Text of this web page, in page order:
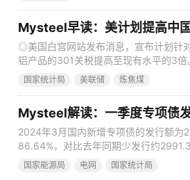
Mysteel早读：美计划提高中
◎美国白宫网站发布消息，宣布计划针
铝产品的301关税提高至现有水平的3
对华产品关税，并立即取消对华加征关
国家统计局 美联储 炼焦煤
Mysteel解读：一季度专项债
2024年3月国内新增专项债的发行额为
86.64%，对比去年同期少发行约
元，相较去年同期少发行约7227.05亿
国家能源局 电网 国家统计局